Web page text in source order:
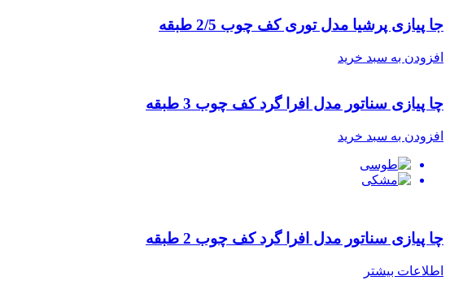
جا پیازی پرشیا مدل توری کف چوب 2/5 طبقه
افزودن به سبد خرید
چا پیازی سناتور مدل افرا گرد کف چوب 3 طبقه
افزودن به سبد خرید
چا پیازی سناتور مدل افرا گرد کف چوب 2 طبقه
اطلاعات بیشتر